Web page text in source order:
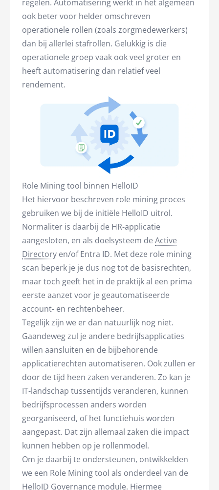
regelen. Automatisering werkt in het algemeen
ook beter voor helder omschreven
operationele rollen (zoals zorgmedewerkers)
dan bij allerlei stafrollen. Gelukkig is die
operationele groep vaak ook veel groter en
heeft automatisering dan relatief veel
rendement.
Role Mining tool binnen HelloID
Het hiervoor beschreven role mining proces
gebruiken we bij de initiële HelloID uitrol.
Normaliter is daarbij de HR-applicatie
aangesloten, en als doelsysteem de Active
Directory en/of Entra ID. Met deze role mining
scan beperk je je dus nog tot de basisrechten,
maar toch geeft het in de praktijk al een prima
eerste aanzet voor je geautomatiseerde
account- en rechtenbeheer.
Tegelijk zijn we er dan natuurlijk nog niet.
Gaandeweg zul je andere bedrijfsapplicaties
willen aansluiten en de bijbehorende
applicatierechten automatiseren. Ook zullen er
door de tijd heen zaken veranderen. Zo kan je
IT-landschap tussentijds veranderen, kunnen
bedrijfsprocessen anders worden
georganiseerd, of het functiehuis worden
aangepast. Dat zijn allemaal zaken die impact
kunnen hebben op je rollenmodel.
Om je daarbij te ondersteunen, ontwikkelden
we een Role Mining tool als onderdeel van de
HelloID Governance module. Hiermee